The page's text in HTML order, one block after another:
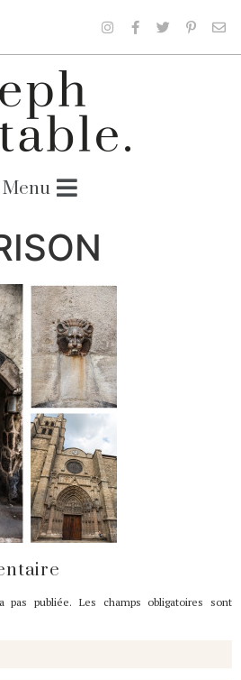
pas publiée. Les champs obligatoires sont